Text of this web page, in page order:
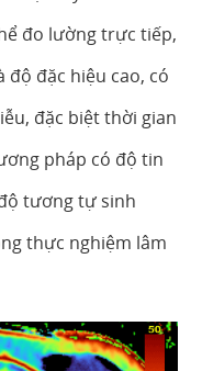
đo lường trực tiếp,
độ đặc hiệu cao, có
đặc biệt thời gian
pháp có độ tin
tương tự sinh
thực nghiệm lâm